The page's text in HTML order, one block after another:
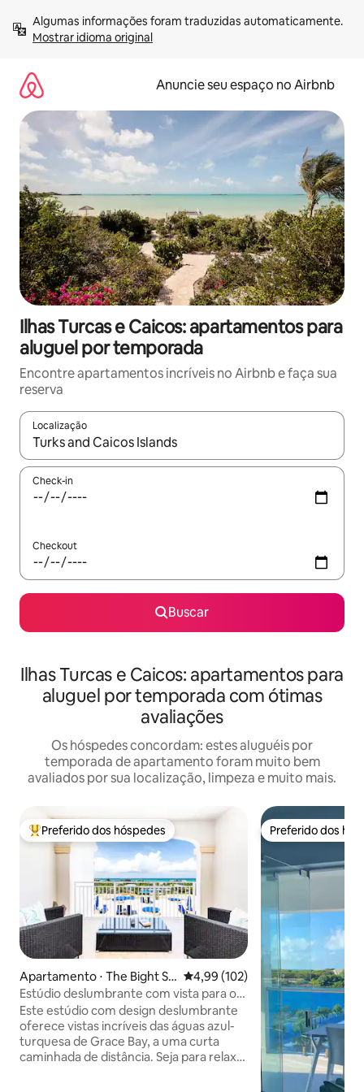
para
Mostrar idioma original
Anuncie seu espaço no Airbnb
Ilhas Turcas e Caicos: apartamentos para
aluguel por temporada
Encontre apartamentos incríveis no Airbnb e faça sua
reserva
Localização
Quando os resultados estiverem disponíveis, explore-os
Check-in
Checkout
Buscar
Ilhas Turcas e Caicos: apartamentos para
aluguel por temporada com ótimas
avaliações
Os hóspedes concordam: estes aluguéis por
temporada de apartamento foram muito bem
avaliados por sua localização, limpeza e muito mais.
Entre os melhores preferidos dos hóspedes
Preferido dos hóspedes
Apartamento ⋅ The Bight Se
ttlement
4,99 de uma avaliação média de
4,99 (102)
Estúdio deslumbrante com vista para o
mar, varanda e piscinas
Este estúdio com design deslumbrante
oferece vistas incríveis das águas azul-
turquesa de Grace Bay, a uma curta
caminhada de distância. Seja para relaxar
Preferido dos
Preferido dos